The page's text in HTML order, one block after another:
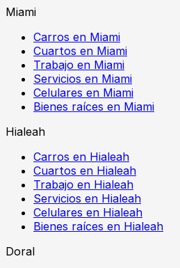
Miami
Carros en Miami
Cuartos en Miami
Trabajo en Miami
Servicios en Miami
Celulares en Miami
Bienes raíces en Miami
Hialeah
Carros en Hialeah
Cuartos en Hialeah
Trabajo en Hialeah
Servicios en Hialeah
Celulares en Hialeah
Bienes raíces en Hialeah
Doral